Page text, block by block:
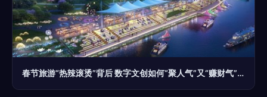
春节旅游“热辣滚烫”背后 数字文创如何“聚人气”又“赚财气”？